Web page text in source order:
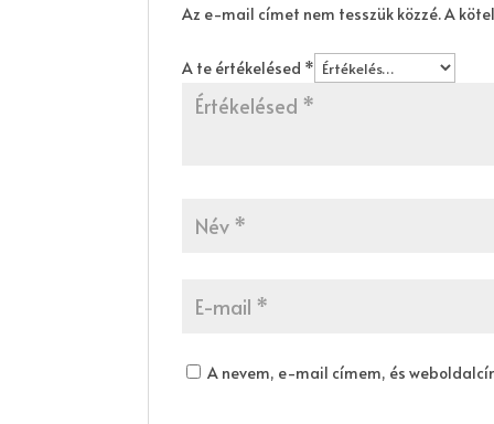
Az e-mail címet nem tesszük közzé.A
A te értékelésed *
A nevem, e-mail címem, és